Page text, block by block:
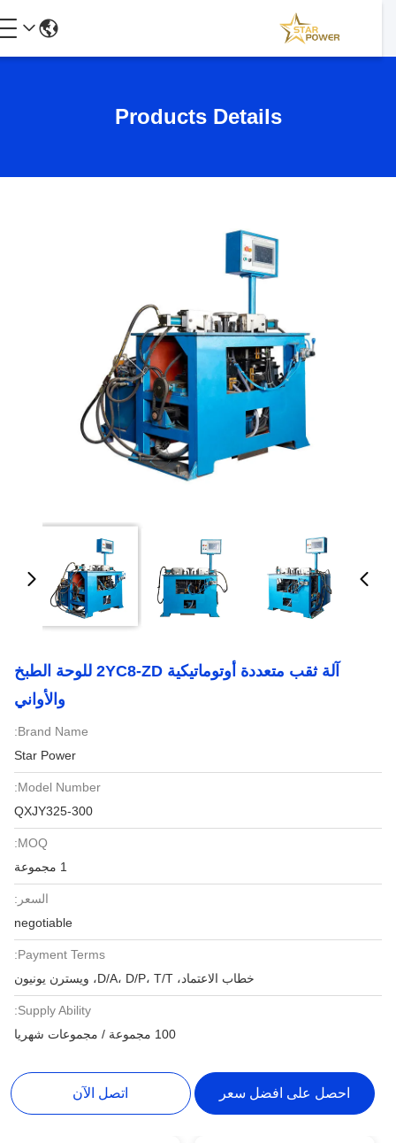
Products Details
آلة ثقب متعددة أوتوماتيكية 2YC8-ZD للوحة الطبخ
والأواني
Brand Name:
Star Power
Model Number:
QXJY325-300
MOQ:
السعر:
negotiable
Payment Terms:
خطاب الاعتماد، D/A، D/P، T/T، ويسترن يونيون
Supply Ability:
100 مجموعة / مجموعات شهريا
احصل على افضل سعر اتصل الآن